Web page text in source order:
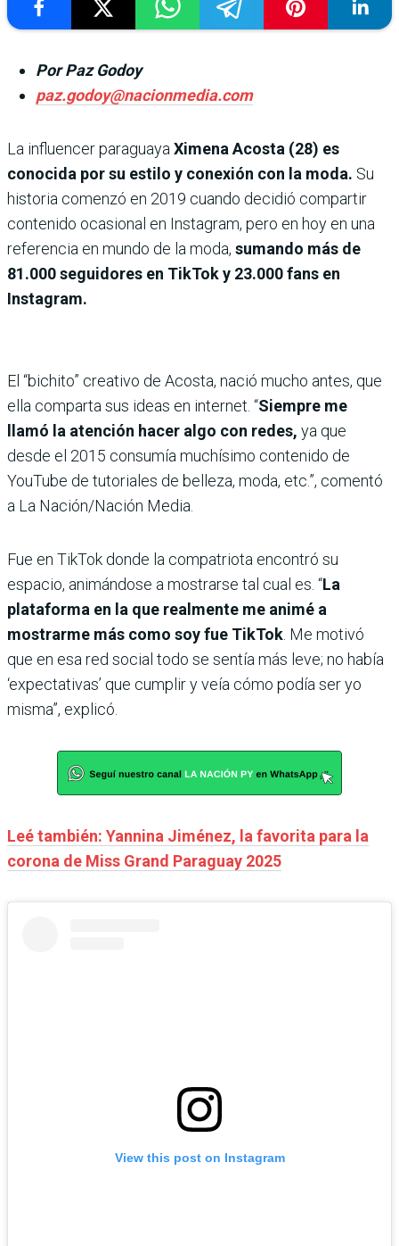
Por Paz Godoy
paz.godoy@nacionmedia.com
La influencer paraguaya Ximena Acosta (28) es
conocida por su estilo y conexión con la moda. Su
historia comenzó en 2019 cuando decidió compartir
contenido ocasional en Instagram, pero en hoy en una
referencia en mundo de la moda, sumando más de
81.000 seguidores en TikTok y 23.000 fans en
Instagram.
El “bichito” creativo de Acosta, nació mucho antes, que
ella comparta sus ideas en internet. “Siempre me
llamó la atención hacer algo con redes, ya que
desde el 2015 consumía muchísimo contenido de
YouTube de tutoriales de belleza, moda, etc.”, comentó
a La Nación/Nación Media.
Fue en TikTok donde la compatriota encontró su
espacio, animándose a mostrarse tal cual es. “La
plataforma en la que realmente me animé a
mostrarme más como soy fue TikTok . Me motivó
que en esa red social todo se sentía más leve; no había
‘expectativas’ que cumplir y veía cómo podía ser yo
misma”, explicó.
Leé también: Yannina Jiménez, la favorita para la
corona de Miss Grand Paraguay 2025
View this post on Instagram